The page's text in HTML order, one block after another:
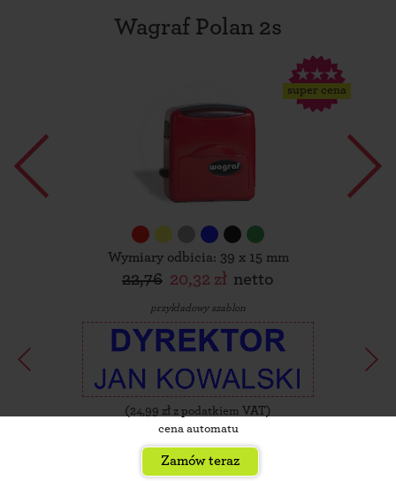
Wagraf Polan 2s
super cena
Wymiary odbicia: 39 x 15 mm
22,76 20,32 zł netto
przykładowy szablon
( 24,99 zł z podatkiem VAT)
cena automatu
Zamów teraz